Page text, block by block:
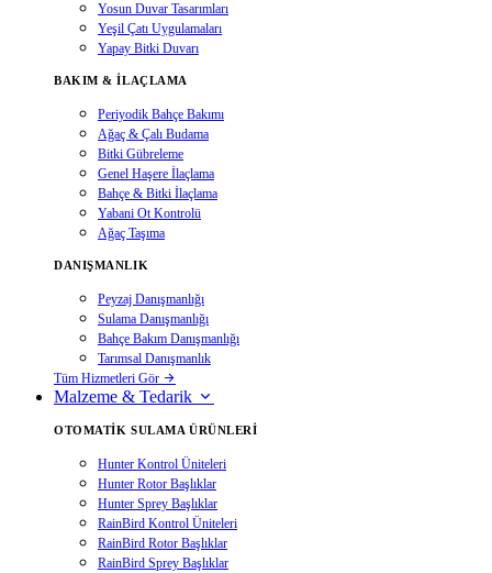
Yosun Duvar Tasarımları
Yeşil Çatı Uygulamaları
Yapay Bitki Duvarı
BAKIM & İLAÇLAMA
Periyodik Bahçe Bakımı
Ağaç & Çalı Budama
Bitki Gübreleme
Genel Haşere İlaçlama
Bahçe & Bitki İlaçlama
Yabani Ot Kontrolü
Ağaç Taşıma
DANIŞMANLIK
Peyzaj Danışmanlığı
Sulama Danışmanlığı
Bahçe Bakım Danışmanlığı
Tarımsal Danışmanlık
Tüm Hizmetleri Gör
Malzeme & Tedarik
OTOMATIK SULAMA ÜRÜNLERI
Hunter Kontrol Üniteleri
Hunter Rotor Başlıklar
Hunter Sprey Başlıklar
RainBird Kontrol Üniteleri
RainBird Rotor Başlıklar
RainBird Sprey Başlıklar